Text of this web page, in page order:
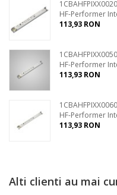
HF-Performer
113,93 RON
HF-Performer
113,93 RON
HF-Performer
113,93 RON
Alti clienti au mai